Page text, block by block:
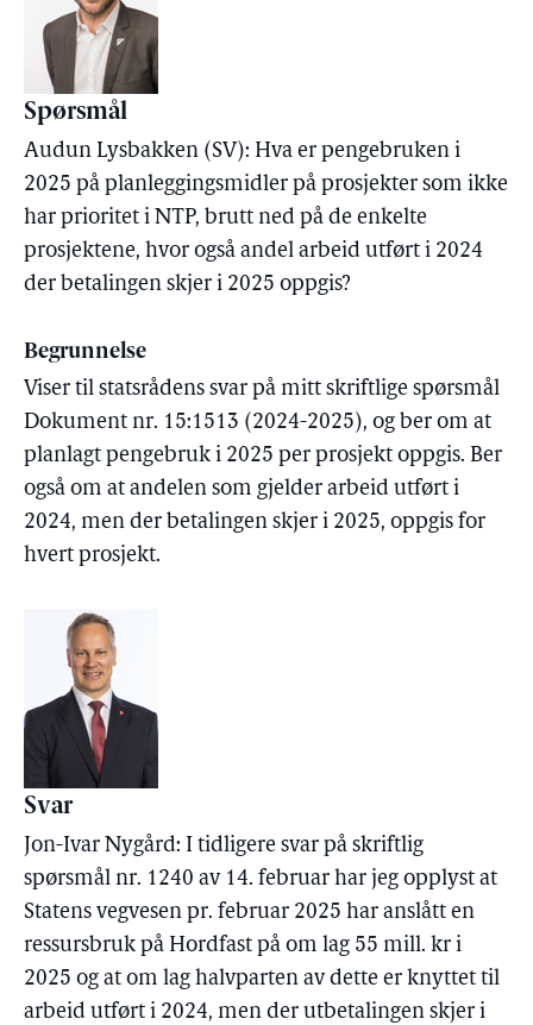
Spørsmål
Audun Lysbakken (SV): Hva er pengebruken i
2025 på planleggingsmidler på prosjekter som ikke
har prioritet i NTP, brutt ned på de enkelte
prosjektene, hvor også andel arbeid utført i 2024
der betalingen skjer i 2025 oppgis?
Begrunnelse
Viser til statsrådens svar på mitt skriftlige spørsmål
Dokument nr. 15:1513 (2024-2025), og ber om at
planlagt pengebruk i 2025 per prosjekt oppgis. Ber
også om at andelen som gjelder arbeid utført i
2024, men der betalingen skjer i 2025, oppgis for
hvert prosjekt.
Svar
Jon-Ivar Nygård: I tidligere svar på skriftlig
spørsmål nr. 1240 av 14. februar har jeg opplyst at
Statens vegvesen pr. februar 2025 har anslått en
ressursbruk på Hordfast på om lag 55 mill. kr i
2025 og at om lag halvparten av dette er knyttet til
arbeid utført i 2024, men der utbetalingen skjer i